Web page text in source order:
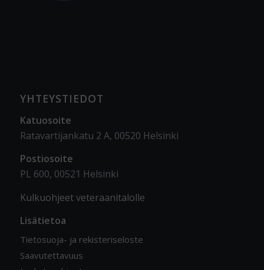
YHTEYSTIEDOT
Katuosoite
Ratavartijankatu 2 A, 00520 Helsinki
Postiosoite
PL 600, 00521 Helsinki
Kulkuohjeet veteraanitalolle
Lisätietoa
Tietosuoja- ja rekisteriseloste
Saavutettavuus